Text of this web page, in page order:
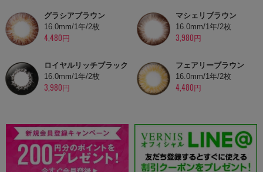
グラシアブラウン
16.0mm/1年/2枚
4,480円
マシェリブラウン
16.0mm/1年/2枚
3,980円
ロイヤルリッチブラック
16.0mm/1年/2枚
3,980円
フェアリーブラウン
16.0mm/1年/2枚
4,480円